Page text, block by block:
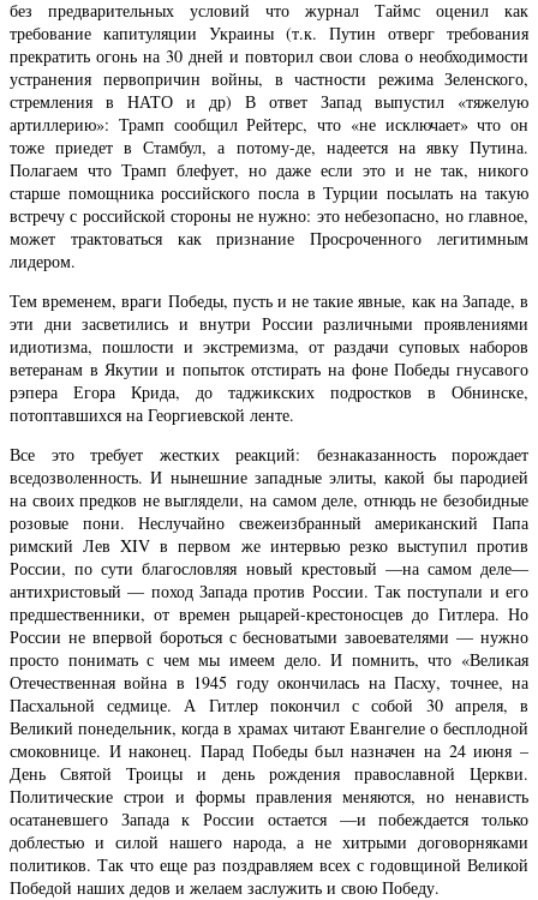
без предварительных условий что журнал Таймс оценил как
требование капитуляции Украины (т.к. Путин отверг требования
прекратить огонь на 30 дней и повторил свои слова о необходимости
устранения первопричин войны, в частности режима Зеленского,
стремления в НАТО и др) В ответ Запад выпустил «тяжелую
артиллерию»: Трамп сообщил Рейтерс, что «не исключает» что он
тоже приедет в Стамбул, а потому-де, надеется на явку Путина.
Полагаем что Трамп блефует, но даже если это и не так, никого
старше помощника российского посла в Турции посылать на такую
встречу с российской стороны не нужно: это небезопасно, но главное,
может трактоваться как признание Просроченного легитимным
лидером.
Тем временем, враги Победы, пусть и не такие явные, как на Западе, в
эти дни засветились и внутри России различными проявлениями
идиотизма, пошлости и экстремизма, от раздачи суповых наборов
ветеранам в Якутии и попыток отстирать на фоне Победы гнусавого
рэпера Егора Крида, до таджикских подростков в Обнинске,
потоптавшихся на Георгиевской ленте.
Все это требует жестких реакций: безнаказанность порождает
вседозволенность. И нынешние западные элиты, какой бы пародией
на своих предков не выглядели, на самом деле, отнюдь не безобидные
розовые пони. Неслучайно свежеизбранный американский Папа
римский Лев XIV в первом же интервью резко выступил против
России, по сути благословляя новый крестовый —на самом деле—
антихристовый — поход Запада против России. Так поступали и его
предшественники, от времен рыцарей-крестоносцев до Гитлера. Но
России не впервой бороться с бесноватыми завоевателями — нужно
просто понимать с чем мы имеем дело. И помнить, что «Великая
Отечественная война в 1945 году окончилась на Пасху, точнее, на
Пасхальной седмице. А Гитлер покончил с собой 30 апреля, в
Великий понедельник, когда в храмах читают Евангелие о бесплодной
смоковнице. И наконец. Парад Победы был назначен на 24 июня –
День Святой Троицы и день рождения православной Церкви.
Политические строи и формы правления меняются, но ненависть
осатаневшего Запада к России остается —и побеждается только
доблестью и силой нашего народа, а не хитрыми договорняками
политиков. Так что еще раз поздравляем всех с годовщиной Великой
Победой наших дедов и желаем заслужить и свою Победу.